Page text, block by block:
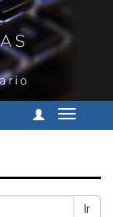
Cambiar
Ir